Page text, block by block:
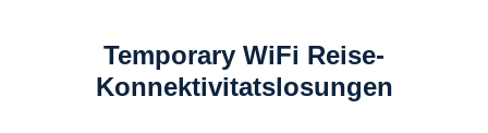
Temporary WiFi Reise-
Konnektivitatslosungen